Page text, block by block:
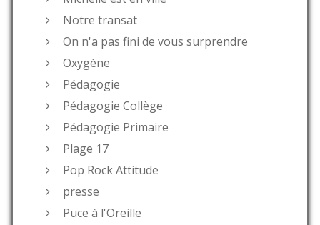
Notre transat
On n'a pas fini de vous surprendre
Oxygène
Pédagogie
Pédagogie Collège
Pédagogie Primaire
Plage 17
Pop Rock Attitude
presse
Puce à l'Oreille